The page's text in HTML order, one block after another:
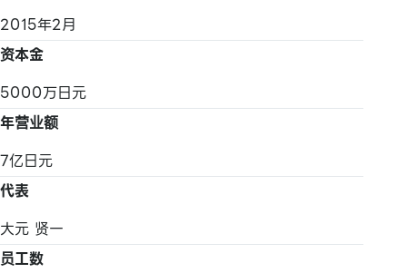
2015年2月
资本金
5000万日元
年营业额
7亿日元
代表
大元 贤一
员工数